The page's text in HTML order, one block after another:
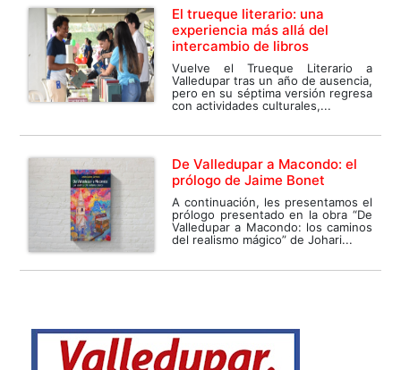
El trueque literario: una
experiencia más allá del
intercambio de libros
Vuelve el Trueque Literario a
Valledupar tras un año de ausencia,
pero en su séptima versión regresa
con actividades culturales,...
De Valledupar a Macondo: el
prólogo de Jaime Bonet
A continuación, les presentamos el
prólogo presentado en la obra “De
Valledupar a Macondo: los caminos
del realismo mágico” de Johari...